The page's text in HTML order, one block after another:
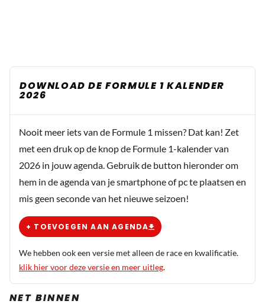
DOWNLOAD DE FORMULE 1 KALENDER
2026
Nooit meer iets van de Formule 1 missen? Dat kan! Zet
met een druk op de knop de Formule 1-kalender van
2026 in jouw agenda. Gebruik de button hieronder om
hem in de agenda van je smartphone of pc te plaatsen en
mis geen seconde van het nieuwe seizoen!
+ TOEVOEGEN AAN AGENDA
We hebben ook een versie met alleen de race en kwalificatie.
klik hier voor deze versie en meer uitleg.
NET BINNEN